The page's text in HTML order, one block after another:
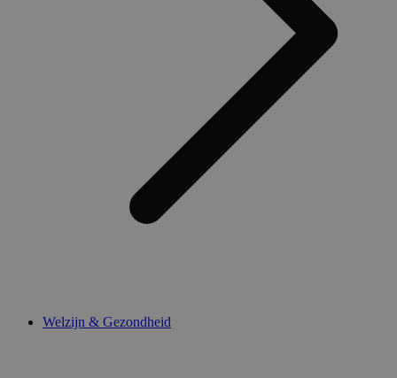
Welzijn & Gezondheid